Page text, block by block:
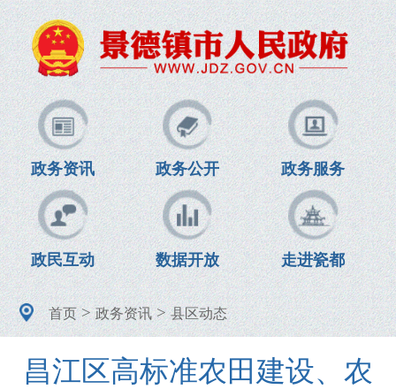
政务资讯 政务公开 政务服务
政民互动 数据开放 走进瓷都
首页>政务资讯>县区动态
昌江区高标准农田建设、农